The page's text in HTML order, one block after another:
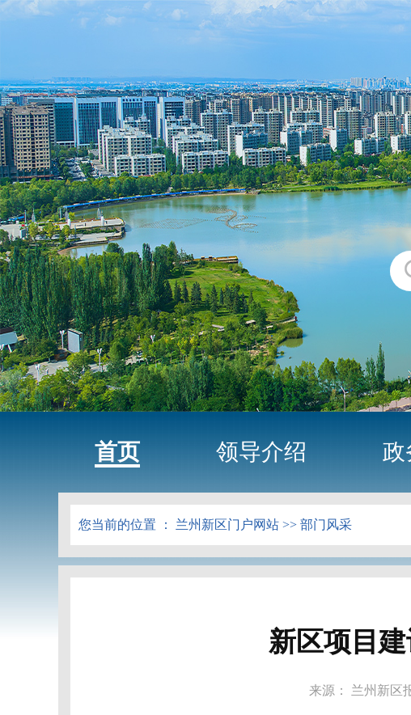
首页 领导介绍 政
您当前的位置 ： 兰州新区门户网站 >> 部门风采
新区项目
来源： 兰州新区